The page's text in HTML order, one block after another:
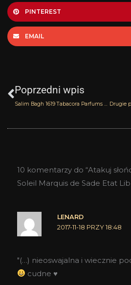
PINTEREST
EMAIL
Poprzedni wpis
10 komentarzy do “Atakuj
Soleil Marquis de Sade Etat
LENARD
2017-11-18 PRZY 18:48
"(…) nieoswajalna i wiecznie
cudne ♥